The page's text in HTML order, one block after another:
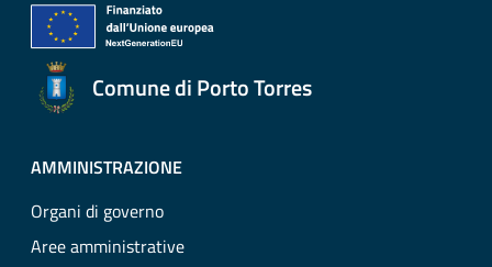
Comune di Porto Torres
AMMINISTRAZIONE
Organi di governo
Aree amministrative